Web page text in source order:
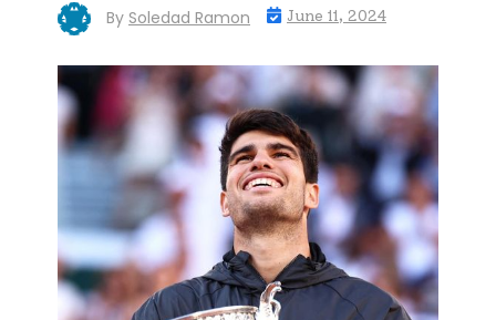
By Soledad Ramon June 11, 2024